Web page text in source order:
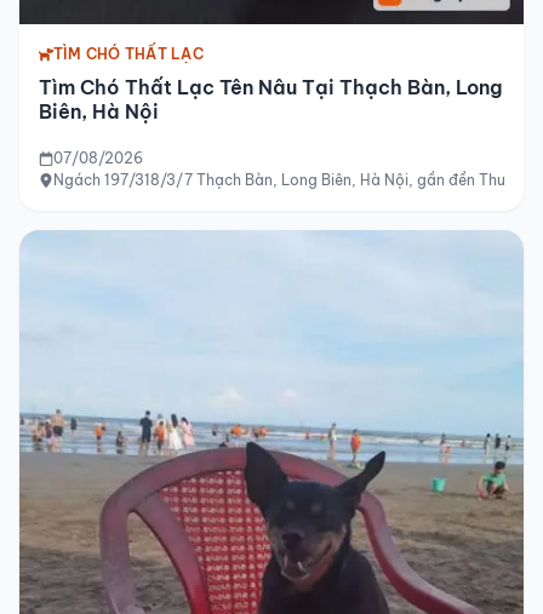
TÌM CHÓ THẤT LẠC
Tìm Chó Thất Lạc Tên Nâu Tại Thạch Bàn, Long
Biên, Hà Nội
07/08/2026
Ngách 197/318/3/7 Thạch Bàn, Long Biên, Hà Nội, gần đền Thượng